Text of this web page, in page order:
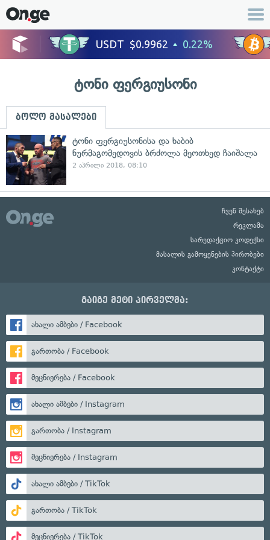
ტონი ფერგიუსონი
ბოლო მასალები
ტონი ფერგიუსონისა და ხაბიბ
ნურმაგომედოვის ბრძოლა მეოთხედ ჩაიშალა
2 აპრილი 2018, 08:10
ჩვენ შესახებ
რეკლამა
სარედაქციო კოდექსი
მასალის გამოყენების პირობები
კონტაქტი
გაიგე მეტი პირველმა:
ახალი ამბები / Facebook
გართობა / Facebook
მეცნიერება / Facebook
ახალი ამბები / Instagram
გართობა / Instagram
მეცნიერება / Instagram
ახალი ამბები / TikTok
გართობა / TikTok
მეცნიერება / TikTok